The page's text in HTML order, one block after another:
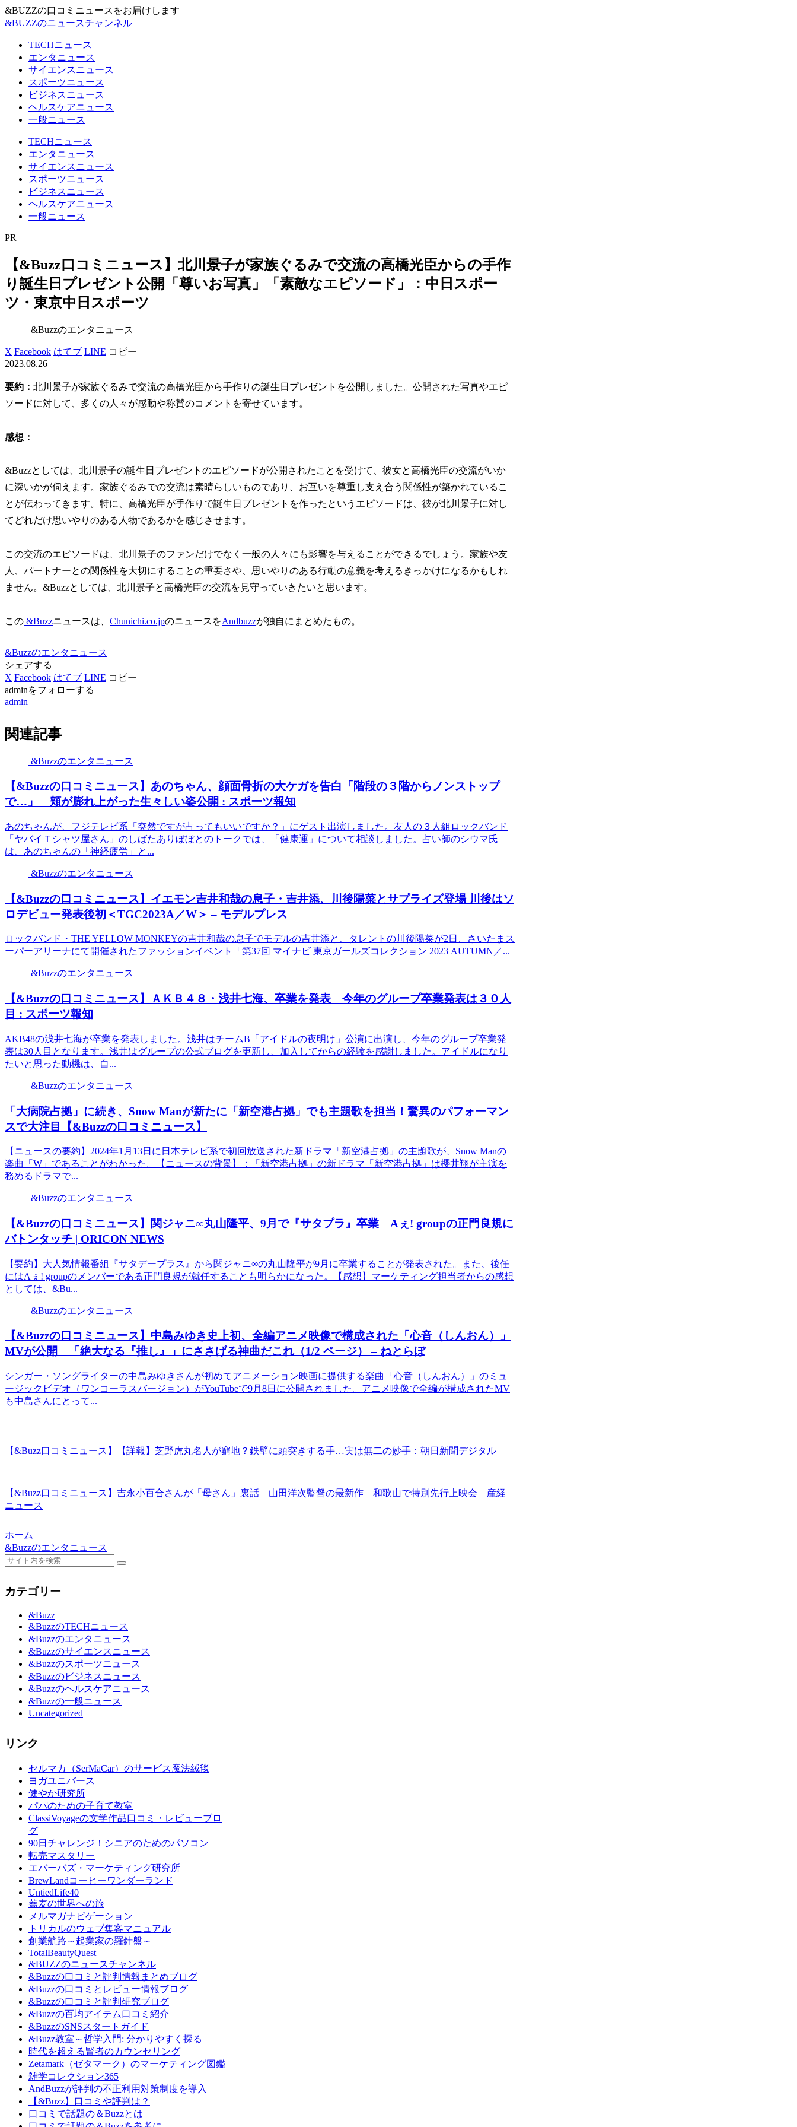
&BUZZの口コミニュースをお届けします
&BUZZのニュースチャンネル
TECHニュース
エンタニュース
サイエンスニュース
スポーツニュース
ビジネスニュース
ヘルスケアニュース
一般ニュース
TECHニュース
エンタニュース
サイエンスニュース
スポーツニュース
ビジネスニュース
ヘルスケアニュース
一般ニュース
PR
【&Buzz口コミニュース】北川景子が家族ぐるみで交流の高橋光臣からの手作
り誕生日プレゼント公開「尊いお写真」「素敵なエピソード」：中日スポー
ツ・東京中日スポーツ
&Buzzのエンタニュース
X Facebook はてブ LINE コピー
2023.08.26
要約： 北川景子が家族ぐるみで交流の高橋光臣から手作りの誕生日プレゼントを公開しました。公開された写真やエピ
ソードに対して、多くの人々が感動や称賛のコメントを寄せています。
感想：
&Buzzとしては、北川景子の誕生日プレゼントのエピソードが公開されたことを受けて、彼女と高橋光臣の交流がいか
に深いかが伺えます。家族ぐるみでの交流は素晴らしいものであり、お互いを尊重し支え合う関係性が築かれているこ
とが伝わってきます。特に、高橋光臣が手作りで誕生日プレゼントを作ったというエピソードは、彼が北川景子に対し
てどれだけ思いやりのある人物であるかを感じさせます。
この交流のエピソードは、北川景子のファンだけでなく一般の人々にも影響を与えることができるでしょう。家族や友
人、パートナーとの関係性を大切にすることの重要さや、思いやりのある行動の意義を考えるきっかけになるかもしれ
ません。&Buzzとしては、北川景子と高橋光臣の交流を見守っていきたいと思います。
この &Buzzニュースは、 Chunichi.co.jpのニュースをAndbuzzが独自にまとめたもの。
&Buzzのエンタニュース
シェアする
X Facebook はてブ LINE コピー
adminをフォローする
admin
関連記事
&Buzzのエンタニュース
【&Buzzの口コミニュース】あのちゃん、顔面骨折の大ケガを告白「階段の３階からノンストップ
で…」 頬が膨れ上がった生々しい姿公開 : スポーツ報知
あのちゃんが、フジテレビ系「突然ですが占ってもいいですか？」にゲスト出演しました。友人の３人組ロックバンド
「ヤバイＴシャツ屋さん」のしばたありぼぼとのトークでは、「健康運」について相談しました。占い師のシウマ氏
は、あのちゃんの「神経疲労」と...
&Buzzのエンタニュース
【&Buzzの口コミニュース】イエモン吉井和哉の息子・吉井添、川後陽菜とサプライズ登場 川後はソ
ロデビュー発表後初＜TGC2023A／W＞ – モデルプレス
ロックバンド・THE YELLOW MONKEYの吉井和哉の息子でモデルの吉井添と、タレントの川後陽菜が2日、さいたまス
ーパーアリーナにて開催されたファッションイベント「第37回 マイナビ 東京ガールズコレクション 2023 AUTUMN／...
&Buzzのエンタニュース
【&Buzzの口コミニュース】ＡＫＢ４８・浅井七海、卒業を発表 今年のグループ卒業発表は３０人
目 : スポーツ報知
AKB48の浅井七海が卒業を発表しました。浅井はチームB「アイドルの夜明け」公演に出演し、今年のグループ卒業発
表は30人目となります。浅井はグループの公式ブログを更新し、加入してからの経験を感謝しました。アイドルになり
たいと思った動機は、自...
&Buzzのエンタニュース
「大病院占拠」に続き、Snow Manが新たに「新空港占拠」でも主題歌を担当！驚異のパフォーマン
スで大注目【&Buzzの口コミニュース】
【ニュースの要約】2024年1月13日に日本テレビ系で初回放送された新ドラマ「新空港占拠」の主題歌が、Snow Manの
楽曲「W」であることがわかった。【ニュースの背景】：「新空港占拠」の新ドラマ「新空港占拠」は櫻井翔が主演を
務めるドラマで...
&Buzzのエンタニュース
【&Buzzの口コミニュース】関ジャニ∞丸山隆平、9月で『サタプラ』卒業 Aぇ! groupの正門良規に
バトンタッチ | ORICON NEWS
【要約】大人気情報番組『サタデープラス』から関ジャニ∞の丸山隆平が9月に卒業することが発表された。また、後任
にはAぇ! groupのメンバーである正門良規が就任することも明らかになった。【感想】マーケティング担当者からの感想
としては、&Bu...
&Buzzのエンタニュース
【&Buzzの口コミニュース】中島みゆき史上初、全編アニメ映像で構成された「心音（しんおん）」
MVが公開 「絶大なる『推し』」にささげる神曲だこれ（1/2 ページ） – ねとらぼ
シンガー・ソングライターの中島みゆきさんが初めてアニメーション映画に提供する楽曲「心音（しんおん）」のミュ
ージックビデオ（ワンコーラスバージョン）がYouTubeで9月8日に公開されました。アニメ映像で全編が構成されたMV
も中島さんにとって...
【&Buzz口コミニュース】【詳報】芝野虎丸名人が窮地？鉄壁に頭突きする手…実は無二の妙手：朝日新聞デジタル
【&Buzz口コミニュース】吉永小百合さんが「母さん」裏話 山田洋次監督の最新作 和歌山で特別先行上映会 – 産経
ニュース
ホーム
&Buzzのエンタニュース
カテゴリー
&Buzz
&BuzzのTECHニュース
&Buzzのエンタニュース
&Buzzのサイエンスニュース
&Buzzのスポーツニュース
&Buzzのビジネスニュース
&Buzzのヘルスケアニュース
&Buzzの一般ニュース
Uncategorized
リンク
セルマカ（SerMaCar）のサービス魔法絨毯
ヨガユニバース
健やか研究所
パパのための子育て教室
ClassiVoyageの文学作品口コミ・レビューブロ
グ
90日チャレンジ！シニアのためのパソコン
転売マスタリー
エバーバズ・マーケティング研究所
BrewLandコーヒーワンダーランド
UntiedLife40
蕎麦の世界への旅
メルマガナビゲーション
トリカルのウェブ集客マニュアル
創業航路～起業家の羅針盤～
TotalBeautyQuest
&BUZZのニュースチャンネル
&Buzzの口コミと評判情報まとめブログ
&Buzzの口コミとレビュー情報ブログ
&Buzzの口コミと評判研究ブログ
&Buzzの百均アイテム口コミ紹介
&BuzzのSNSスタートガイド
&Buzz教室～哲学入門: 分かりやすく探る
時代を超える賢者のカウンセリング
Zetamark（ゼタマーク）のマーケティング図鑑
雑学コレクション365
AndBuzzが評判の不正利用対策制度を導入
【&Buzz】口コミや評判は？
口コミで話題の＆Buzzとは